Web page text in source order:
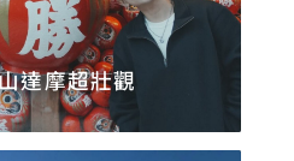
達摩超壯觀